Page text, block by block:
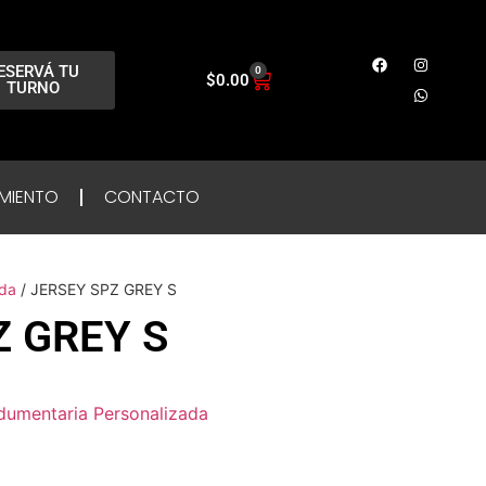
TU
TURNO
$0.00 0
CONTACTO
/ JERSEY SPZ GREY S
GREY S
Personalizada